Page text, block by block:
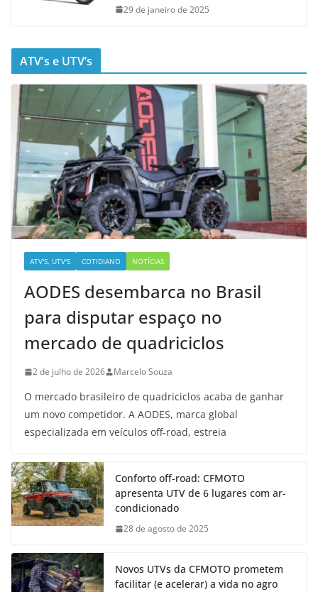
29 de janeiro de 2025
ATV’s e UTV’s
ATV'S, UTV'S COTIDIANO NOTÍCIAS
AODES desembarca no Brasil
para disputar espaço no
mercado de quadriciclos
2 de julho de 2026 Marcelo Souza
O mercado brasileiro de quadriciclos acaba de ganhar
um novo competidor. A AODES, marca global
especializada em veículos off-road, estreia
Conforto off-road: CFMOTO
apresenta UTV de 6 lugares com ar-
condicionado
28 de agosto de 2025
Novos UTVs da CFMOTO prometem
facilitar (e acelerar) a vida no agro